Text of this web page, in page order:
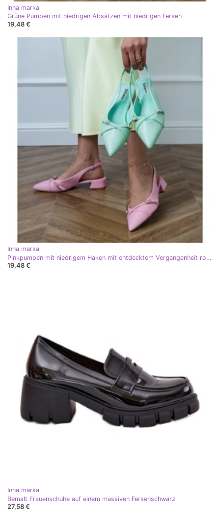
Inna marka
Grüne Pumpen mit niedrigen Absätzen mit niedrigen Fersen
19,48 €
Inna marka
Pinkpumpen mit niedrigem Haken mit entdecktem Vergangenheit rosa
19,48 €
Inna marka
Bemalt Frauenschuhe auf einem massiven Fersenschwarz
27,58 €